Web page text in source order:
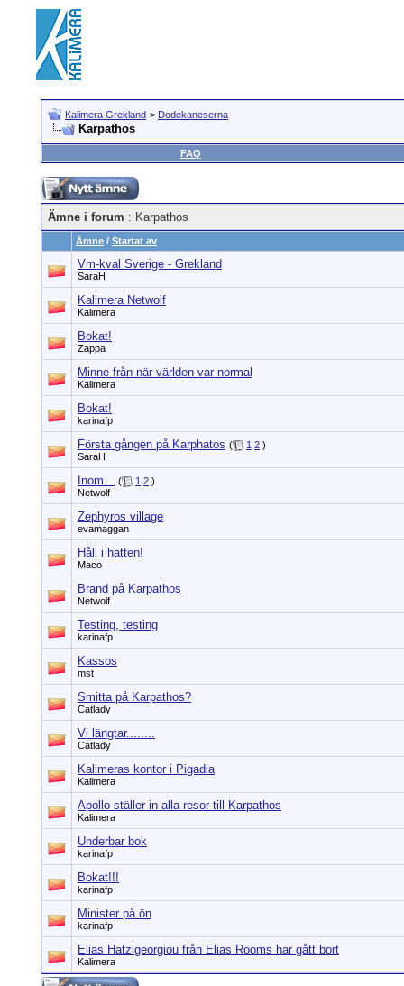
Kalimera Grekland > Dodekaneserna
Karpathos
FAQ
Ämne i forum : Karpathos
Ämne / Startat av
Vm-kval Sverige - Grekland
SaraH
Kalimera Netwolf
Kalimera
Bokat!
Zappa
Minne från när världen var normal
Kalimera
Bokat!
karinafp
Första gången på Karphatos ( 1 2 )
SaraH
Inom... ( 1 2 )
Netwolf
Zephyros village
evamaggan
Håll i hatten!
Maco
Brand på Karpathos
Netwolf
Testing, testing
karinafp
Kassos
mst
Smitta på Karpathos?
Catlady
Vi längtar........
Catlady
Kalimeras kontor i Pigadia
Kalimera
Apollo ställer in alla resor till Karpathos
Kalimera
Underbar bok
karinafp
Bokat!!!
karinafp
Minister på ön
karinafp
Elias Hatzigeorgiou från Elias Rooms har gått bort
Kalimera